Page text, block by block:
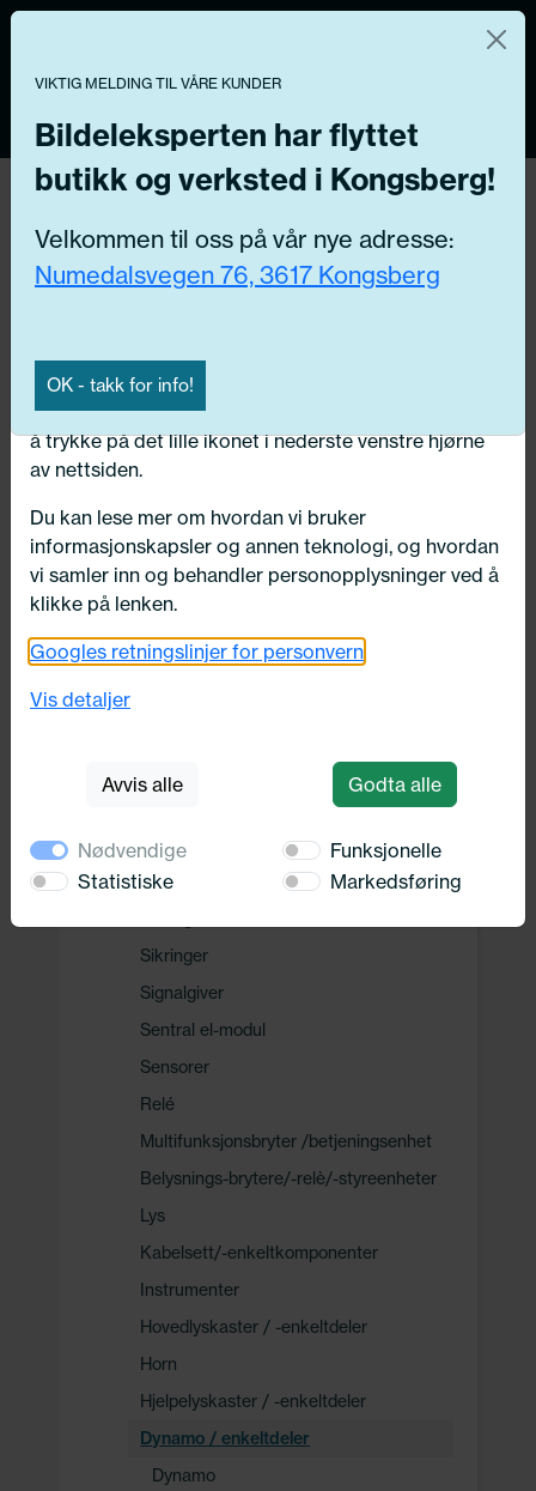
Få riktig del til bilen din ved å legge inn
N
Velg kjøretøy
Drivverk
Motor, Drivstoff og Eksos
Multifunksjonsrelé
Spenningstransformator
Sikringer
Signalgiver
Sentral el-modul
Sensorer
Relé
Multifunksjonsbryter /betjeningsenhet
Belysnings-brytere/-relè/-styreenheter
Lys
Kabelsett/-enkeltkomponenter
Instrumenter
Hovedlyskaster / -enkeltdeler
Horn
Hjelpelyskaster / -enkeltdeler
Dynamo / enkeltdeler
Dynamo
Vi og våre forretningspartnere bruker teknologier,
inkludert informasjonskapsler/«cookies» til å samle
informasjon om deg for forskjellige formål, inkludert:
Funksjonelle, Statistiske, Markedsføring
Ved å trykke «Godta» gir du din tillatelse til alle disse
formålene. Du kan også velge formålet du vil
innstillingene».
Du kan trekke tilbake samtykket ditt til enhver tid ved
å trykke på det lille ikonet i nederste venstre hjørne
av nettsiden.
Du kan lese mer om hvordan vi bruker
informasjonskapsler og annen teknologi, og hvordan
vi samler inn og behandler personopplysninger ved å
klikke på lenken.
Googles retningslinjer for personvern
Vis detaljer
Avvis alle Godta alle
Nødvendige
Funksjonelle
Statistiske
Markedsføring
VIKTIG MELDING TIL VÅRE KUNDER
Bildeleksperten har flyttet
butikk og verksted i Kongsberg!
Velkommen til oss på vår nye adresse:
Numedalsvegen 76, 3617 Kongsberg
OK - takk for info!